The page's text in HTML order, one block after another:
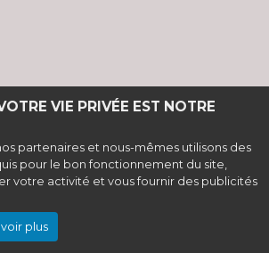
VIE PRIVÉE EST NOTRE
partenaires et nous-mêmes utilisons des
pour le bon fonctionnement du site,
votre activité et vous fournir des publicités
plus